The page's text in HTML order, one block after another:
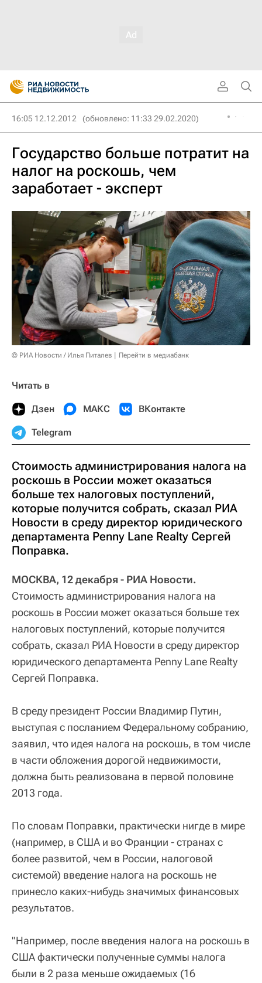
16:05 12.12.2012 (обновлено: 11:33 29.02.2020)
Государство больше потратит на
налог на роскошь, чем
заработает - эксперт
© РИА Новости / Илья Питалев Перейти в медиабанк
Читать в
Дзен МАКС ВКонтакте
Telegram
Стоимость администрирования налога на
роскошь в России может оказаться
больше тех налоговых поступлений,
которые получится собрать, сказал РИА
Новости в среду директор юридического
департамента Penny Lane Realty Сергей
Поправка.
МОСКВА, 12 декабря - РИА Новости.
Стоимость администрирования налога на
роскошь в России может оказаться больше тех
налоговых поступлений, которые получится
собрать, сказал РИА Новости в среду директор
юридического департамента Penny Lane Realty
Сергей Поправка.
В среду президент России Владимир Путин,
выступая с посланием Федеральному собранию,
заявил, что идея налога на роскошь, в том числе
в части обложения дорогой недвижимости,
должна быть реализована в первой половине
2013 года.
По словам Поправки, практически нигде в мире
(например, в США и во Франции - странах с
более развитой, чем в России, налоговой
системой) введение налога на роскошь не
принесло каких-нибудь значимых финансовых
результатов.
"Например, после введения налога на роскошь в
США фактически полученные суммы налога
были в 2 раза меньше ожидаемых (16